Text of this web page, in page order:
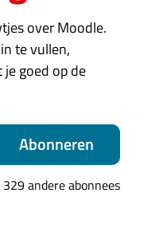
persoonsgegevens.
rapportages bevatten de
en diagrammen van
over Moodle.
te vullen,
goed op de
Abonneren
329 andere abonnees